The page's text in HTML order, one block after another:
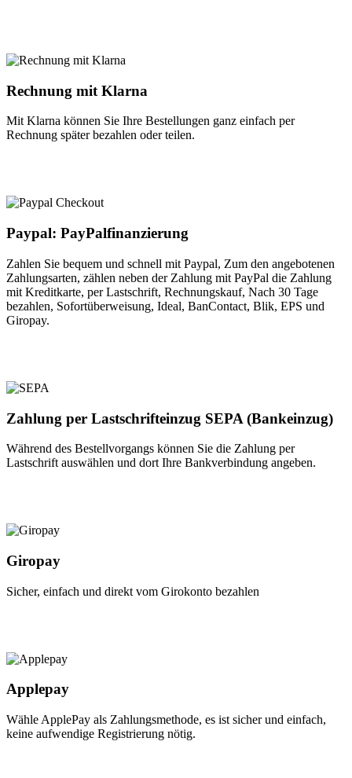
Rechnung mit Klarna
Mit Klarna können Sie Ihre Bestellungen ganz einfach per
Rechnung später bezahlen oder teilen.
Paypal: PayPalfinanzierung
Zahlen Sie bequem und schnell mit Paypal, Zum den angebotenen
Zahlungsarten, zählen neben der Zahlung mit PayPal die Zahlung
mit Kreditkarte, per Lastschrift, Rechnungskauf, Nach 30 Tage
bezahlen, Sofortüberweisung, Ideal, BanContact, Blik, EPS und
Giropay.
Zahlung per Lastschrifteinzug SEPA (Bankeinzug)
Während des Bestellvorgangs können Sie die Zahlung per
Lastschrift auswählen und dort Ihre Bankverbindung angeben.
Giropay
Sicher, einfach und direkt vom Girokonto bezahlen
Applepay
Wähle ApplePay als Zahlungsmethode, es ist sicher und einfach,
keine aufwendige Registrierung nötig.